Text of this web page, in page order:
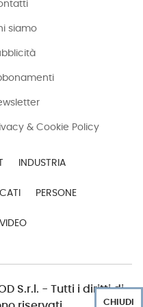
siamo
& Cookie Policy
INDUSTRIA
PERSONE
VIDEO
S.r.l. - Tutti i diritti di
CHIUDI